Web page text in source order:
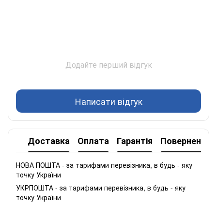
Додайте перший відгук
Написати відгук
Доставка Оплата Гарантія Повернення
НОВА ПОШТА - за тарифами перевізника, в будь - яку
точку України
УКРПОШТА - за тарифами перевізника, в будь - яку
точку України